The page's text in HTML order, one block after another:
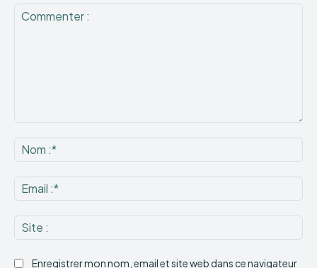
:*
:*
:
Enregistrer mon nom, email et site web dans ce navigateur